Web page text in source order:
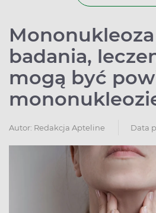
badania,
mogą być
Autor: Redakcja Apteline Data